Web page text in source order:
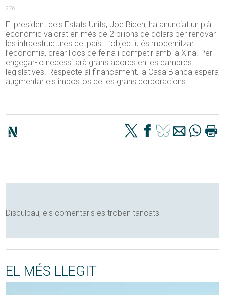
276
El president dels Estats Units, Joe Biden, ha anunciat un plà
econòmic valorat en més de 2 bilions de dòlars per renovar
les infraestructures del país. L’objectiu és modernitzar
l’economia, crear llocs de feina i competir amb la Xina. Per
engegar-lo necessitarà grans acords en les cambres
legislatives. Respecte al finançament, la Casa Blanca espera
augmentar els impostos de les grans corporacions.
Disculpau, els comentaris es troben tancats
EL MÉS LLEGIT